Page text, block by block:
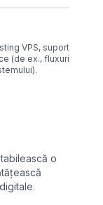
VPS, suport
(de ex., fluxuri
o